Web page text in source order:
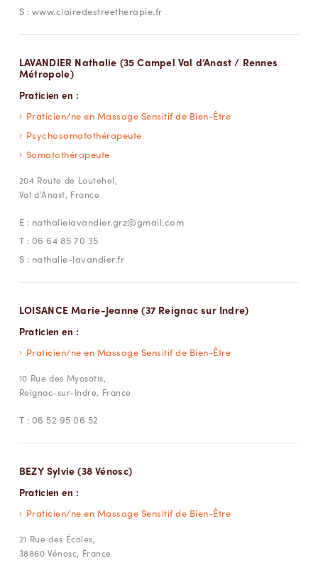
S : www.clairedestreetherapie.fr
LAVANDIER Nathalie (35 Campel Val d’Anast / Rennes
Métropole)
Praticien en :
Praticien/ne en Massage Sensitif de Bien-Être
Psychosomatothérapeute
Somatothérapeute
204 Route de Loutehel,
Val d'Anast, France
E : nathalielavandier.grz@gmail.com
T : 06 64 85 70 35
S : nathalie-lavandier.fr
LOISANCE Marie-Jeanne (37 Reignac sur Indre)
Praticien en :
Praticien/ne en Massage Sensitif de Bien-Être
10 Rue des Myosotis,
Reignac-sur-Indre, France
T : 06 52 95 06 52
BEZY Sylvie (38 Vénosc)
Praticien en :
Praticien/ne en Massage Sensitif de Bien-Être
21 Rue des Écoles,
38860 Vénosc, France